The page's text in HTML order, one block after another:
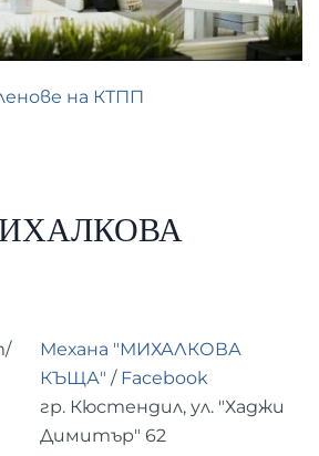
на КТПП
Механа "МИХАЛКОВА
КЪЩА" / Facebook
гр. Кюстендил, ул. "Хаджи
Димитър" 62